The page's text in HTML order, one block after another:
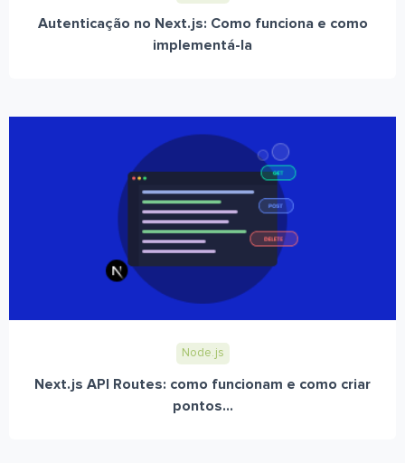
Autenticação no Next.js: Como funciona e como
implementá-la
Node.js
Next.js API Routes: como funcionam e como criar
pontos...